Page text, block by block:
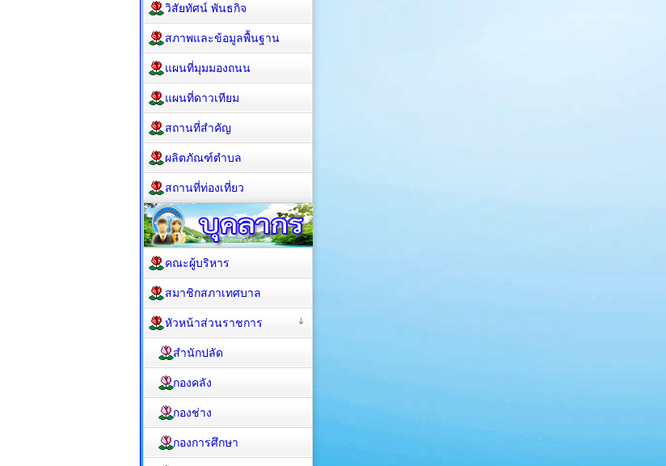
วิสัยทัศน์ พันธกิจ
สภาพและข้อมูลพื้นฐาน
แผนที่มุมมองถนน
แผนที่ดาวเทียม
สถานที่สำคัญ
ผลิตภัณฑ์ตำบล
สถานที่ท่องเที่ยว
คณะผู้บริหาร
สมาชิกสภาเทศบาล
หัวหน้าส่วนราชการ
สำนักปลัด
กองคลัง
กองช่าง
กองการศึกษา